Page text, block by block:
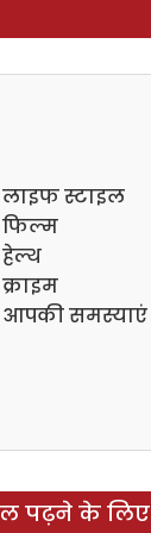
लाइफ स्टाइल
फिल्म
हेल्थ
क्राइम
आपकी समस्याएं
पढ़ने के लिए